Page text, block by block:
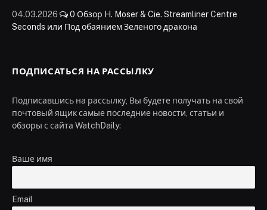
04.03.2026 0 Обзор H. Moser & Cie. Streamliner Centre
Seconds или Под обаянием Зеленого дракона
ПОДПИСАТЬСЯ НА РАССЫЛКУ
Подписавшись на рассылку, Вы будете получать на свой
почтовый ящик самые последние новости, статьи и
обзоры с сайта WatchDaily:
Ваше имя
Email